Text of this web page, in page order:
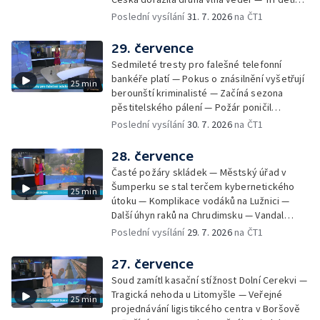
Festival Hrady CZ poprvé na Hluboké
zůstali v rozpáleném autě — Problém s
mraženými potravinami v horku — Slavnostní
vyřazení absolventů Univerzity obrany —
Zájem o obytné vozy roste — Praha má
novou servisní loď — Vidická samoobslužná
prodejna si na provoz vydělá — U jezera
Most začíná festival Let It Roll — Vyvrcholil
bouřkový neboli jelení úplněk — Kanoistka
Poslední vysílání31. 7. 2026na ČT1
25 min
29. července
Sedmileté tresty pro falešné telefonní
bankéře platí — Pokus o znásilnění vyšetřují
berounští kriminalisté — Začíná sezona
pěstitelského pálení — Požár poničil
historickou vilu Marta v Písku — Končí Letní
odpad — Nedostatek vody na Hracholuskách
— Příprava nového plavebního stupně v
Děčíně — Biokoridor pro užovku stromovou
— Záchrana liblického vysílače — První
koncert Diany Ross v Česku — Výroba
obrněných vozidel CV90 — Biokoridor pod
vedením vysokého napětí
Poslední vysílání30. 7. 2026na ČT1
25 min
28. července
Časté požáry skládek — Městský úřad v
Šumperku se stal terčem kybernetického
útoku — Komplikace vodáků na Lužnici —
Další úhyn raků na Chrudimsku — Vandal
poškodil okna na Ještědu — Lvice Elza má
defibrilátorů — 194 km/h po dálnici D6 —
Problém s likvidací kadmia — Vězni na
Frýdlantsku čistí koryto potoka — Antikolizní
systém tramvají Škoda 40T — Praha má šanci
na rekordní turistickou sezonu — Začíná
Poslední vysílání 29. 7. 2026na ČT1
25 min
27. července
Soud zamítl kasační stížnost Dolní Cerekvi —
Tragická nehoda u Litomyšle — Veřejné
projednávání ligistikcého centra v Boršově